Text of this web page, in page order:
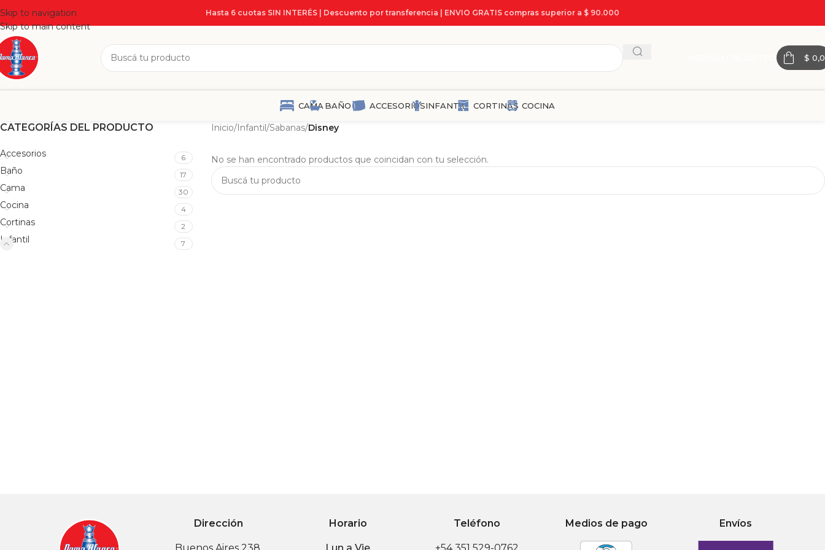
Skip to navigation
Skip to main content
Hasta 6 cuotas SIN INTERÉS | Descuento por transferencia | ENVIO GRATIS compras superior a $ 90.000
$ 0,0
CAMA BAÑO ACCESORIOSINFANTIL CORTINAS COCINA
CATEGORÍAS DEL PRODUCTO
Accesorios 6
Baño 17
Cama 30
Cocina 4
Cortinas 2
Infantil 7
Inicio/Infantil/Sabanas/Disney
No se han encontrado productos que coincidan con tu selección.
Dirección Horario Teléfono Medios de pago Envíos